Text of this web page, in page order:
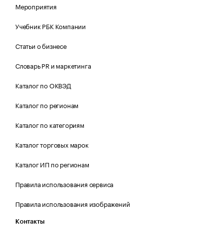
Мероприятия
Учебник РБК Компании
Статьи о бизнесе
Словарь PR и маркетинга
Каталог по ОКВЭД
Каталог по регионам
Каталог по категориям
Каталог торговых марок
Каталог ИП по регионам
Правила использования сервиса
Правила использования изображений
Контакты